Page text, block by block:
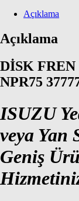
Açıklama
Açıklama
DİSK
NPR75
ISUZU
veya Yan
Geniş